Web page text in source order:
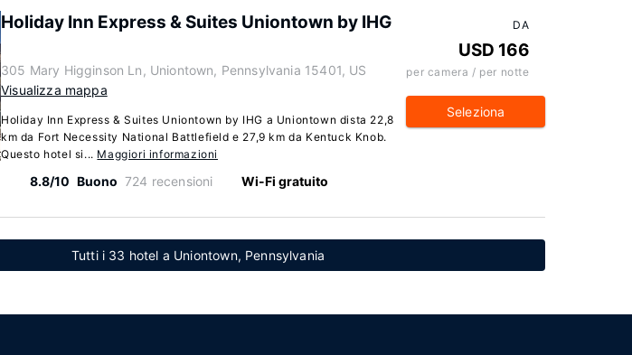
Holiday Inn Express & Suites Uniontown by IHG
305 Mary Higginson Ln, Uniontown, Pennsylvania 15401, US
Visualizza mappa
Holiday Inn Express & Suites Uniontown by IHG a Uniontown dista 22,8
km da Fort Necessity National Battlefield e 27,9 km da Kentuck Knob.
Questo hotel si... Maggiori informazioni
8.8/10 Buono 724 recensioni Wi-Fi gratuito
DA
USD 166
per camera / per notte
Seleziona
Tutti i 33 hotel a Uniontown, Pennsylvania